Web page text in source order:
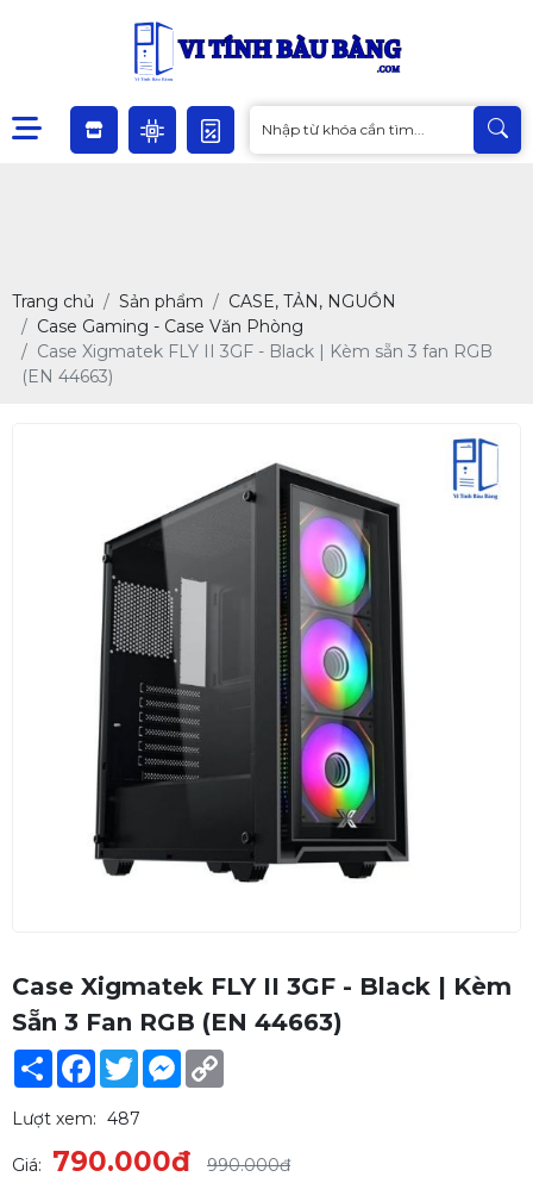
Trang chủ Sản phẩm
CASE, TẢN, NGUỒN
Case Gaming - Case Văn Phòng
Case Xigmatek FLY II 3GF - Black | Kèm sẵn 3 fan RGB
(EN 44663)
Case Xigmatek FLY II 3GF - Black | Kèm
Sẵn 3 Fan RGB (EN 44663)
Share Facebook
TwitterMessenger
Lượt xem: 487
Giá: 790.000đ 990.000đ